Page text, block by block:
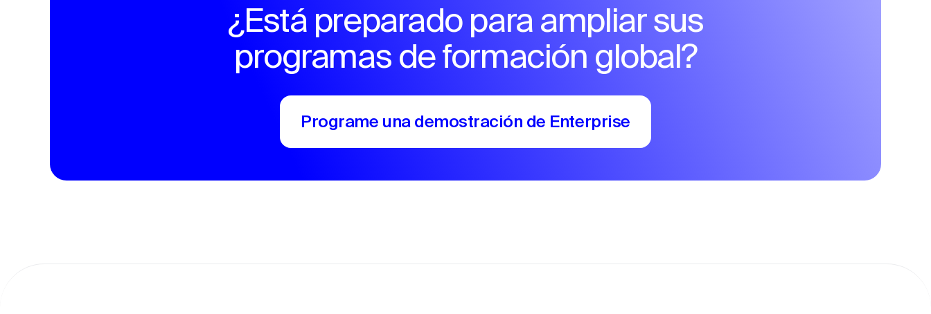
¿Está preparado para ampliar sus
programas de formación global?
Programe una demostración de Enterprise